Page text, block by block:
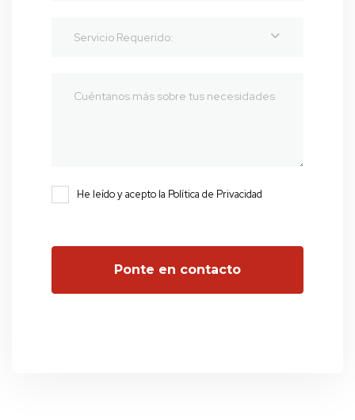
Servicio Requerido:
He leído y acepto la Política de Privacidad